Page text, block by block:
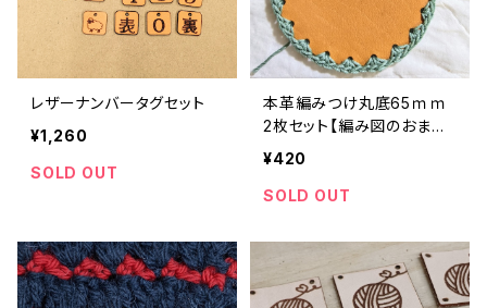
レザーナンバータグセット
¥1,260
SOLD OUT
本革編みつけ丸底65ｍｍ
2枚セット【編み図のおまけ
つき】
¥420
SOLD OUT